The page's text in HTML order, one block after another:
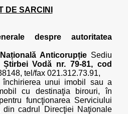
DE SARCINI
despre autoritatea
AnticorupțieSediu
Vodă nr. 79-81, cod
tel/fax 021.312.73.91,
închirierea unui imobil sau a
cu destinaţia birouri, în
funcţionarea Serviciului
din cadrul Direcţiei Naţionale